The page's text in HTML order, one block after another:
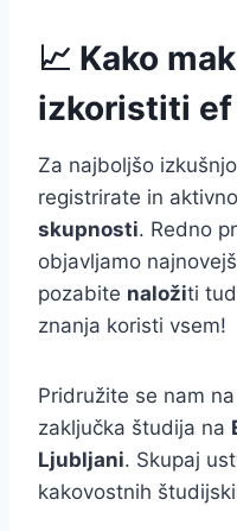
📈 Kako
izkoristiti ef
Za najboljšo
registrirate in
skupnosti. Redno
objavljamo
pozabite naložiti
znanja koristi vsem!
Pridružite se nam
zaključka študija na
Ljubljani. Skupaj
kakovostnih